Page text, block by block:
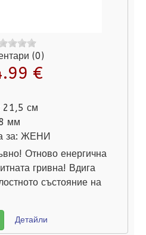
(0)
€
21,5 см
мм
за: ЖЕНИ
Отново енергична
гривна! Вдига
състояние на
Детайли